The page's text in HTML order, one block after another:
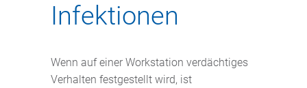
Infektionen
Wenn auf einer Workstation verdächtiges
Verhalten festgestellt wird, ist